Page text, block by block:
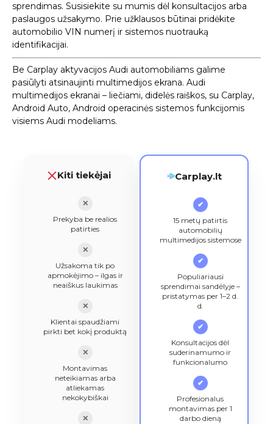
sprendimas. Susisiekite su mumis dėl konsultacijos arba
paslaugos užsakymo. Prie užklausos būtinai pridėkite
automobilio VIN numerį ir sistemos nuotrauką
identifikacijai.
Be Carplay aktyvacijos Audi automobiliams galime
pasiūlyti atsinaujinti multimedijos ekrana. Audi
multimedijos ekranai – liečiami, didelės raiškos, su Carplay,
Android Auto, Android operacinės sistemos funkcijomis
visiems Audi modeliams.
Kiti tiekėjai
✕
Prekyba be realios
patirties
✕
Užsakoma tik po
apmokėjimo – ilgas ir
neaiškus laukimas
✕
Klientai spaudžiami
pirkti bet kokį produktą
✕
Montavimas
neteikiamas arba
atliekamas
nekokybiškai
✕
Carplay.lt
✔
15 metų patirtis
automobilių
multimedijos sistemose
✔
Populiariausi
sprendimai sandėlyje –
pristatymas per 1–2 d.
d.
✔
Konsultacijos dėl
suderinamumo ir
funkcionalumo
✔
Profesionalus
montavimas per 1
darbo dieną